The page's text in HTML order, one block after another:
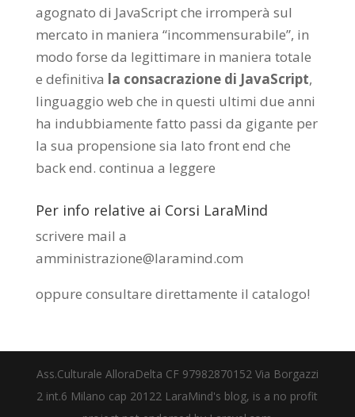
agognato di JavaScript che irromperà sul
mercato in maniera “incommensurabile”, in
modo forse da legittimare in maniera totale
e definitiva la consacrazione di JavaScript,
linguaggio web che in questi ultimi due anni
ha indubbiamente fatto passi da gigante per
la sua propensione sia lato front end che
back end. continua a leggere
Per info relative ai Corsi LaraMind
scrivere mail a
amministrazione@laramind.com
oppure consultare direttamente il catalogo!
Ass.Culturale AlloraDelta CF 97982870152 Via Borgazzi
2 int.6 Milano cap 20122 LaraMind's blog, is a no profit